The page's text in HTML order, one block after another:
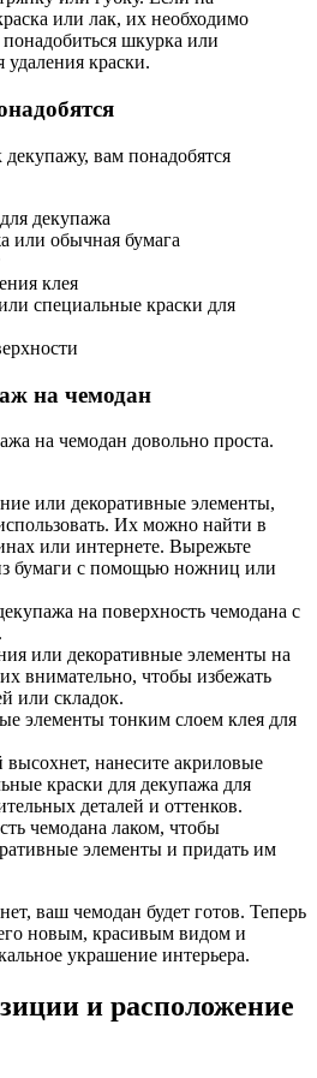
или лак, их необходимо
шкурка или
удаления краски.
вам понадобятся
декупажа
или обычная бумага
клея
специальные краски для
на чемодан
на чемодан довольно проста.
или декоративные элементы,
Их можно найти в
или интернете. Вырежьте
бумаги с помощью ножниц или
на поверхность чемодана с
или декоративные элементы на
внимательно, чтобы избежать
или складок.
элементы тонким слоем клея для
высохнет, нанесите акриловые
краски для декупажа для
деталей и оттенков.
чемодана лаком, чтобы
элементы и придать им
ваш чемодан будет готов. Теперь
новым, красивым видом и
украшение интерьера.
и расположение